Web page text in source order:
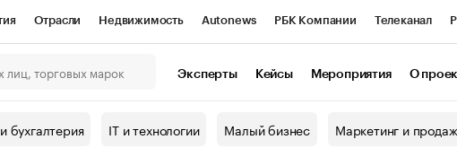
Отрасли Недвижимость Autonews РБК Компании Телеканал
Проверка контрагентов
Эксперты Кейсы Мероприятия О
бухгалтерия IT и технологии Малый бизнес Маркетинг и